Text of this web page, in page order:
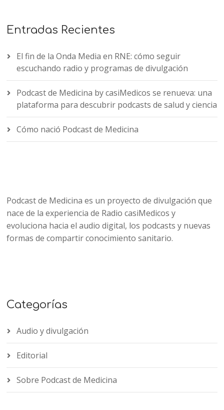
Entradas Recientes
El fin de la Onda Media en RNE: cómo seguir
escuchando radio y programas de divulgación
Podcast de Medicina by casiMedicos se renueva: una
plataforma para descubrir podcasts de salud y ciencia
Cómo nació Podcast de Medicina
Podcast de Medicina es un proyecto de divulgación que
nace de la experiencia de Radio casiMedicos y
evoluciona hacia el audio digital, los podcasts y nuevas
formas de compartir conocimiento sanitario.
Categorías
Audio y divulgación
Editorial
Sobre Podcast de Medicina